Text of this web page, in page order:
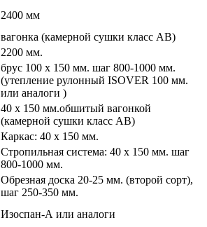
2400 мм
вагонка (камерной сушки класс АВ)
2200 мм.
брус 100 х 150 мм. шаг 800-1000 мм.
(утепление рулонный ISOVER 100 мм.
или аналоги )
40 х 150 мм.обшитый вагонкой
(камерной сушки класс АВ)
Каркас: 40 х 150 мм.
Стропильная система: 40 х 150 мм. шаг
800-1000 мм.
Обрезная доска 20-25 мм. (второй сорт),
шаг 250-350 мм.
Изоспан-А или аналоги